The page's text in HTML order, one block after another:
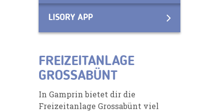
LISORY APP
FREIZEITANLAGE
GROSSABÜNT
In Gamprin bietet dir die
Freizeitanlage Grossabünt viel